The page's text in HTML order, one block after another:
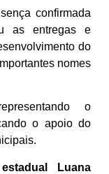
confirmada
as entregas e
do
nomes
o
o apoio do
Luana